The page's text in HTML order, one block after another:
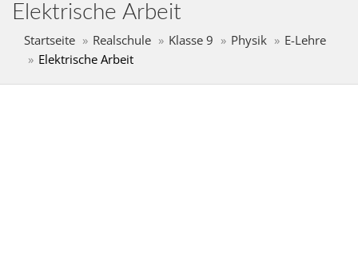
Elektrische Arbeit
Startseite Realschule Klasse 9 Physik
E-Lehre
Elektrische Arbeit